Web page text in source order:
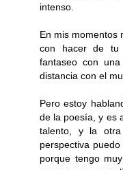
intenso.
En mis momentos
con hacer de tu
fantaseo con
distancia con el
Pero estoy
de la poesía, y es
talento, y la
perspectiva
porque tengo